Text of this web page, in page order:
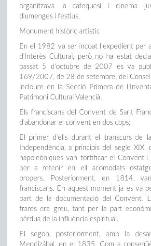
organitzava la catequesi i cinema
diumenges i festius.
Monument històric artístic
En el 1982 va ser incoat l'expedient per
d'Interès Cultural, però no ha estat
passat 5 d'octubre de 2007 es va
169/2007, de 28 de setembre, del
incloure en la Secció Primera de
Patrimoni Cultural Valencià.
Els franciscans del Convent de Sant
d'abandonar el convent en dos cops;
El primer d'ells durant el transcurs de
Independència, a principis del segle XIX,
napoleòniques van fortificar el Convent
per a retenir en ell acomodats
propers. Posteriorment, en 1814,
franciscans. En aquest moment ja es va
part de la documentació del Convent.
frares era greu, tant per la part
pèrdua de la influència espiritual.
El segon, posteriorment, amb la
Mendizábal, en el 1835. Com a